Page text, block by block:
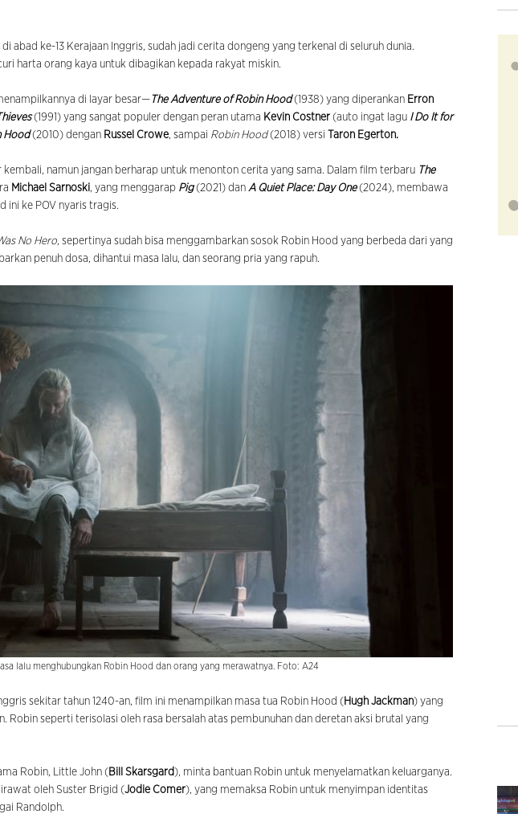
abad ke-13 Kerajaan Inggris, sudah jadi cerita dongeng yang terkenal di seluruh dunia.
harta orang kaya untuk dibagikan kepada rakyat miskin.
di layar besar— The Adventure of Robin Hood(1938) yang diperankan Erron
(1991) yang sangat populer dengan peran utama Kevin Costner (auto ingat lagu I Do It for
Hood(2010) dengan Russel Crowe, sampai Robin Hood(2018) versi Taron Egerton.
kembali, namun jangan berharap untuk menonton cerita yang sama. Dalam film terbaru The
Michael Sarnoski, yang menggarap Pig(2021) dan A Quiet Place: Day One(2024), membawa
ini ke POV nyaris tragis.
No Hero, sepertinya sudah bisa menggambarkan sosok Robin Hood yang berbeda dari yang
penuh dosa, dihantui masa lalu, dan seorang pria yang rapuh.
lalu menghubungkan Robin Hood dan orang yang merawatnya. Foto: A24
sekitar tahun 1240-an, film ini menampilkan masa tua Robin Hood (Hugh Jackman) yang
Robin seperti terisolasi oleh rasa bersalah atas pembunuhan dan deretan aksi brutal yang
Robin, Little John (Bill Skarsgard), minta bantuan Robin untuk menyelamatkan keluarganya.
oleh Suster Brigid (Jodie Comer), yang memaksa Robin untuk menyimpan identitas
Randolph.